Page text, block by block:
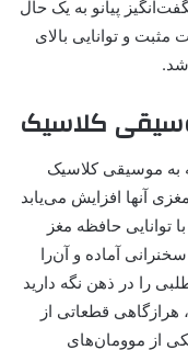
شگفت‌انگیز پیانو به یک حال
مثبت و توانایی بالای
کلاسیک
به موسیقی کلاسیک
آنها افزایش می‌یابد
توانایی حافظه مغز
سخنرانی آماده و آن‌را
را در ذهن نگه دارید
قطعاتی از
از موومان‌های